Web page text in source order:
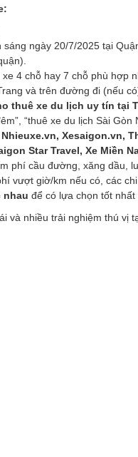
ngày 20/7/2025 tại
4 chỗ hay 7 chỗ phù hợp
và trên đường đi (nếu
thuê xe du lịch uy tín tại
“thuê xe du lịch Sài Gòn
Nhieuxe.vn, Xesaigon.vn,
Star Travel, Xe Miền
phí cầu đường, xăng dầu,
vượt giờ/km nếu có, các
nhau để có lựa chọn tốt nhất
và nhiều trải nghiệm thú vị